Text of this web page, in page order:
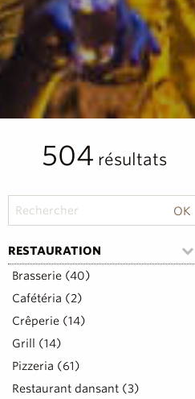
504 résultats
RESTAURATION
Brasserie (40)
Cafétéria (2)
Crêperie (14)
Grill (14)
Pizzeria (61)
Restaurant dansant (3)